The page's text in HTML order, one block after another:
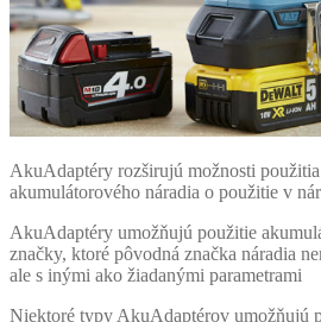
AkuAdaptéry rozširujú možnosti
akumulátorového náradia o použitie v
AkuAdaptéry umožňujú použitie
značky, ktoré pôvodná značka náradia
ale s inými ako žiadanými parametrami
Niektoré typy AkuAdaptérov umožňujú